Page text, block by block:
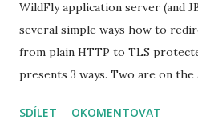
WildFly application server (and
several simple ways how to
from plain HTTP to TLS
presents 3 ways. Two are on the
deployments. 1. Request
SDÍLET OKOMENTOVAT